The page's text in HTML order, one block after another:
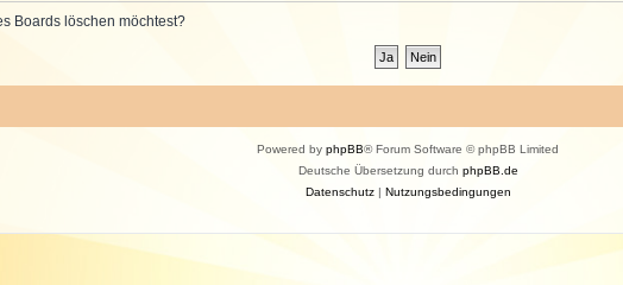
Boards löschen möchtest?
Powered by phpBB® Forum Software © phpBB Limited
Deutsche Übersetzung durch phpBB.de
Datenschutz| Nutzungsbedingungen